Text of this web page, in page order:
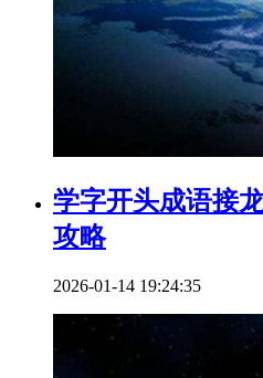
学字开头成语接
攻略
2026-01-14 19:24:35